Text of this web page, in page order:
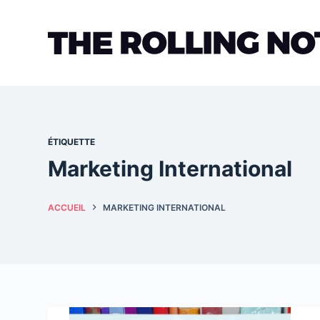
ÉTIQUETTE
Marketing International
ACCUEIL MARKETING INTERNATIONAL